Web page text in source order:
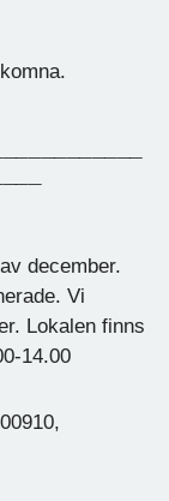
december.
Vi
Lokalen finns
14.00